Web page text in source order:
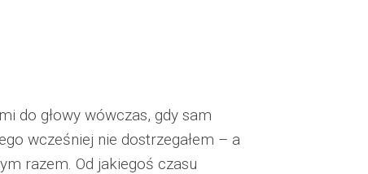
do głowy wówczas, gdy sam
wcześniej nie dostrzegałem – a
razem. Od jakiegoś czasu